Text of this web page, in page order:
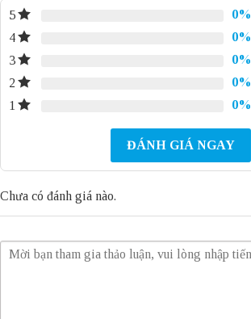
5 0%
4
0%
3
0%
2
0%
1
0%
ĐÁNH GIÁ NGAY
Chưa có đánh giá nào.